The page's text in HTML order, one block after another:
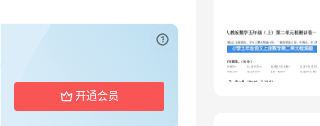
开通会员
登录 或刷新